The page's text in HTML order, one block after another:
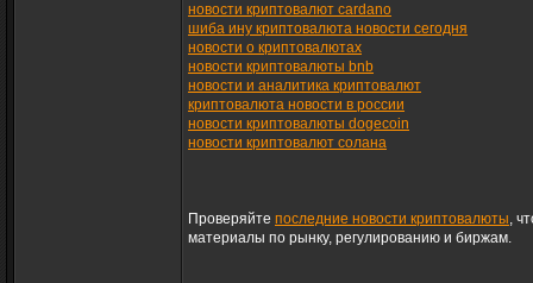
новости криптовалют cardano
шиба ину криптовалюта новости сегодня
новости о криптовалютах
новости криптовалюты bnb
новости и аналитика криптовалют
криптовалюта новости в россии
новости криптовалюты dogecoin
новости криптовалют солана
Проверяйте последние новости криптовалюты,
материалы по рынку, регулированию и биржам.